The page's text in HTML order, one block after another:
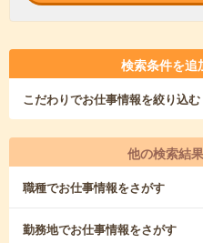
検索条件を追
こだわりでお仕事情報を絞り込む
他の検索結
職種でお仕事情報をさがす
勤務地でお仕事情報をさがす